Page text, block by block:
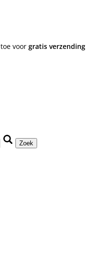
toe voor gratis verzending
Zoek